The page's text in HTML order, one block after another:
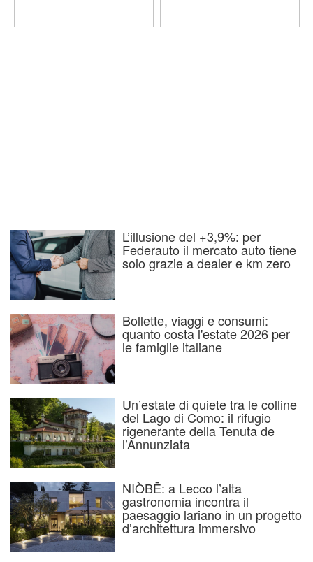
L’illusione del +3,9%: per
Federauto il mercato auto tiene
solo grazie a dealer e km zero
Bollette, viaggi e consumi:
quanto costa l'estate 2026 per
le famiglie italiane
Un’estate di quiete tra le colline
del Lago di Como: il rifugio
rigenerante della Tenuta de
l’Annunziata
NIÒBĒ: a Lecco l’alta
gastronomia incontra il
paesaggio lariano in un progetto
d’architettura immersivo